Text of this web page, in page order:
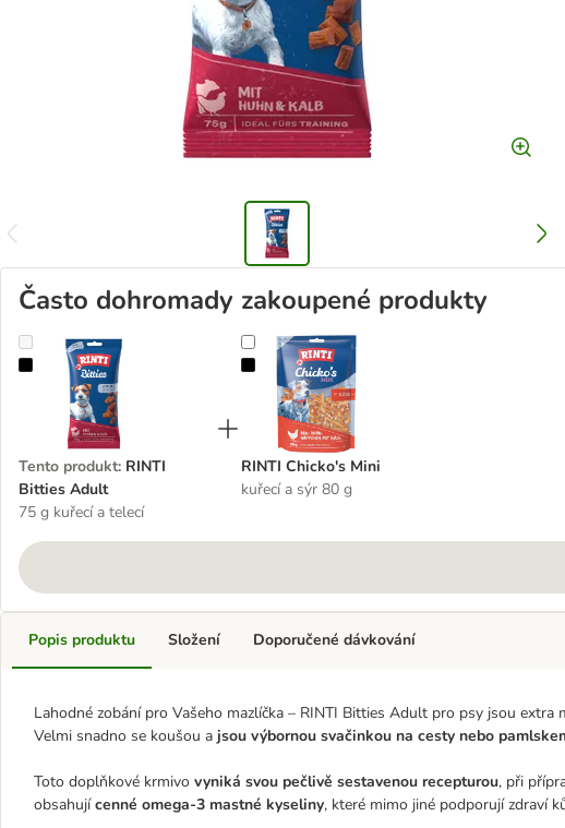
Často dohromady zakoupené produkty
RINTI Bitties Adult
Tento produkt: RINTI
Bitties Adult
75 g kuřecí a telecí
RINTI Chicko's Mini
RINTI Chicko's Mini
kuřecí a sýr 80 g
Popis produktu
Lahodné zobání pro Vašeho mazlíčka – RINTI Bitties Adult pro psy jsou
Velmi snadno se koušou a jsou výbornou svačinkou na cesty nebo
Toto doplňkové krmivo vyniká svou pečlivě sestavenou recepturou, při
obsahujícenné omega-3 mastné kyseliny, které mimo jiné podporují zdraví
Složení Doporučené dávkování